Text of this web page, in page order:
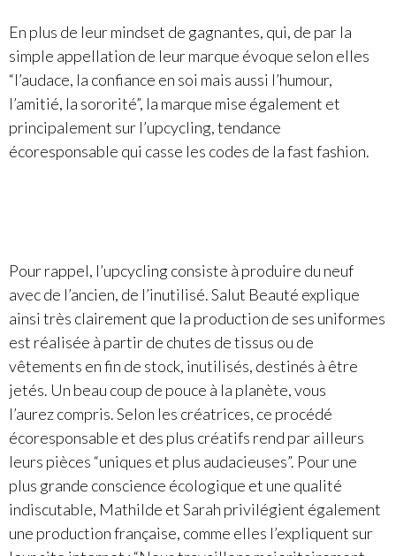
En plus de leur mindset de gagnantes, qui, de par la
simple appellation de leur marque évoque selon elles
“l’audace, la confiance en soi mais aussi l’humour,
l’amitié, la sororité”, la marque mise également et
principalement sur l’upcycling, tendance
écoresponsable qui casse les codes de la fast fashion.
Pour rappel, l’upcycling consiste à produire du neuf
avec de l’ancien, de l’inutilisé. Salut Beauté explique
ainsi très clairement que la production de ses uniformes
est réalisée à partir de chutes de tissus ou de
vêtements en fin de stock, inutilisés, destinés à être
jetés. Un beau coup de pouce à la planète, vous
l’aurez compris. Selon les créatrices, ce procédé
écoresponsable et des plus créatifs rend par ailleurs
leurs pièces “uniques et plus audacieuses”. Pour une
plus grande conscience écologique et une qualité
indiscutable, Mathilde et Sarah privilégient également
une production française, comme elles l’expliquent sur